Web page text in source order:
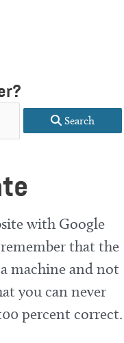
Search
with Google
that the
machine and not
you can never
percent correct.